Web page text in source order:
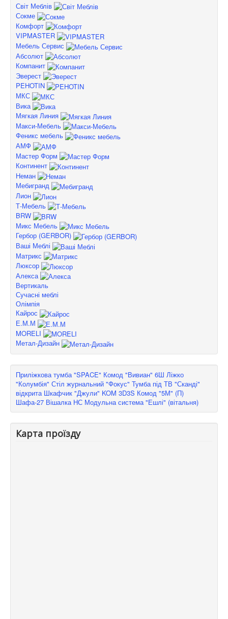
Світ Меблів
Сокме
Комфорт
VIPMASTER
Мебель Сервис
Абсолют
Компанит
Эверест
PEHOTIN
МКС
Вика
Мягкая Линия
Макси-Мебель
Феникс мебель
АМФ
Мастер Форм
Континент
Неман
Мебигранд
Лион
Т-Мебель
BRW
Микс Мебель
Гербор (GERBOR)
Ваші Меблі
Матрикс
Люксор
Алекса
Вертикаль
Сучасні меблі
Олімпія
Кайрос
Е.М.М
MORELI
Метал-Дизайн
Приліжкова тумба "SPACE" Комод "Вивиан" 6Ш Ліжко
"Колумбія" Стіл журнальний "Фокус" Тумба під ТВ "Сканді"
відкрита Шкафчик "Джули" KOM 3D3S Комод "5М" (П)
Шафа-27 Вішалка НС Модульна система "Ешлі" (вітальня)
Карта проїзду